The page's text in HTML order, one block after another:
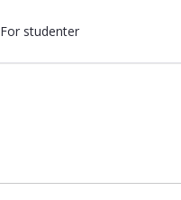
For studenter